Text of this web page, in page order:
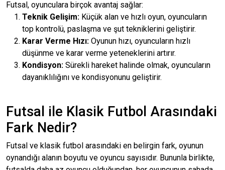
Futsal, oyunculara birçok avantaj sağlar:
Teknik Gelişim: Küçük alan ve hızlı oyun, oyuncuların
top kontrolü, paslaşma ve şut tekniklerini geliştirir.
Karar Verme Hızı: Oyunun hızı, oyuncuların hızlı
düşünme ve karar verme yeteneklerini artırır.
Kondisyon: Sürekli hareket halinde olmak, oyuncuların
dayanıklılığını ve kondisyonunu geliştirir.
Futsal ile Klasik Futbol Arasındaki
Fark Nedir?
Futsal ve klasik futbol arasındaki en belirgin fark, oyunun
oynandığı alanın boyutu ve oyuncu sayısıdır. Bununla birlikte,